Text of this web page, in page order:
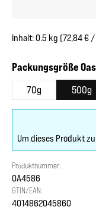
Inhalt:0.5 kg (72,84 € /
Packungsgröße
70g 500g
Um dieses Produkt
Produktnummer:
OA4586
GTIN/EAN:
4014862045860